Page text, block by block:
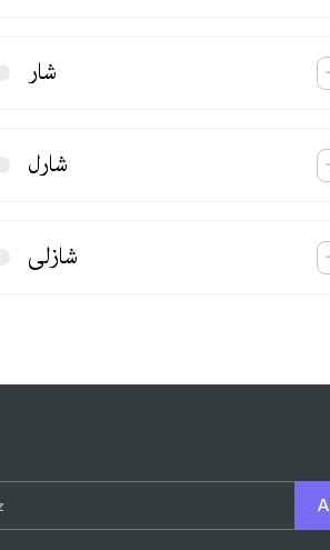
شار
شارل
شازلی